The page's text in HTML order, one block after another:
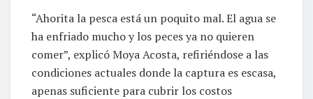
“Ahorita la pesca está un poquito mal. El agua se
ha enfriado mucho y los peces ya no quieren
comer”, explicó Moya Acosta, refiriéndose a las
condiciones actuales donde la captura es escasa,
apenas suficiente para cubrir los costos